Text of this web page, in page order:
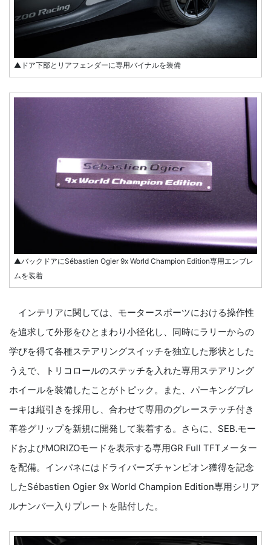
▲ドア下部とリアフェンダーに専用バイナルを装備
▲バックドアにSébastien Ogier 9x World Champion Edition専用エンブレ
ムを装着
インテリアに関しては、モータースポーツにおける操作性
を追求して外形をひとまわり小径化し、同時にラリーからの
学びを得て各種ステアリングスイッチを独立した形状とした
うえで、トリコロールのステッチを入れた専用ステアリング
ホイールを装備したことがトピック。また、パーキングブレ
ーキは縦引きを採用し、合わせて専用のグレーステッチ付き
革巻グリップを新規に開発して装着する。さらに、SEB.モー
ドおよびMORIZOモードを表示する専用GR Full TFTメーター
を配備。インパネにはドライバーズチャンピオン獲得を記念
したSébastien Ogier 9x World Champion Edition専用シリア
ルナンバー入りプレートを貼付した。